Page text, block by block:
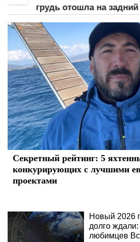
грудь отошла на задний
Секретный рейтинг: 5
конкурирующих с лучшими
проектами
Новый 2026
долго
любимцев